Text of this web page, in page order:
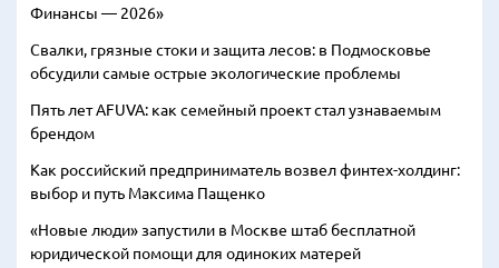
Финансы — 2026»
Свалки, грязные стоки и защита лесов: в Подмосковье
обсудили самые острые экологические проблемы
Пять лет AFUVA: как семейный проект стал узнаваемым
брендом
Как российский предприниматель возвел финтех-холдинг:
выбор и путь Максима Пащенко
«Новые люди» запустили в Москве штаб бесплатной
юридической помощи для одиноких матерей